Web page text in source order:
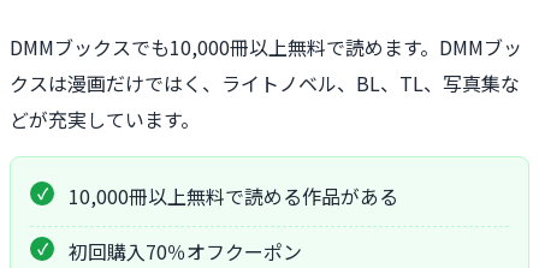
DMMブックスでも10,000冊以上無料で読めます。DMMブッ
クスは漫画だけではく、ライトノベル、BL、TL、写真集な
どが充実しています。
10,000冊以上無料で読める作品がある
初回購入70％オフクーポン